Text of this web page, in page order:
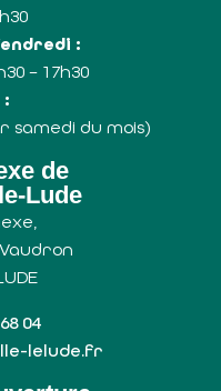
:
– 17h30
:
samedi du mois)
de
Lude
04
lelude.fr